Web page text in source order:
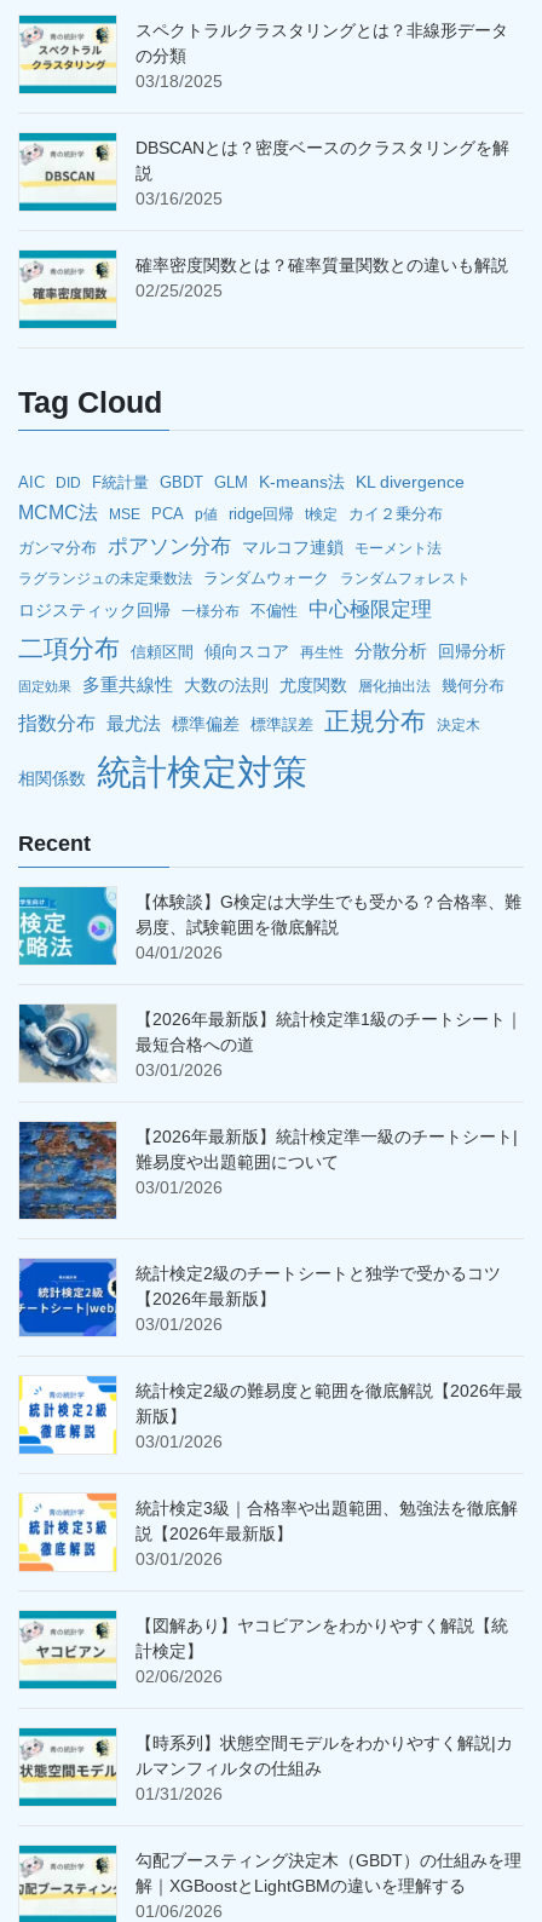
スペクトラルクラスタリングとは？非線形データ
の分類
03/18/2025
DBSCANとは？密度ベースのクラスタリングを解
説
03/16/2025
確率密度関数とは？確率質量関数との違いも解説
02/25/2025
Tag Cloud
AIC DID F統計量 GBDT GLM K-means法 KL divergence
MCMC法 MSE PCA p値 ridge回帰 t検定
カイ２乗分布
ガンマ分布
ポアソン分布 マルコフ連鎖
モーメント法
ラグランジュの未定乗数法
ランダムウォーク ランダムフォレスト
ロジスティック回帰 一様分布 不偏性 中心極限定理
二項分布 信頼区間 傾向スコア 再生性 分散分析 回帰分析
固定効果 多重共線性 大数の法則 尤度関数 層化抽出法 幾何分布
指数分布 最尤法 標準偏差 標準誤差 正規分布 決定木
相関係数 統計検定対策
Recent
【体験談】G検定は大学生でも受かる？合格率、難
易度、試験範囲を徹底解説
04/01/2026
【2026年最新版】統計検定準1級のチートシート｜
最短合格への道
03/01/2026
【2026年最新版】統計検定準一級のチートシート|
難易度や出題範囲について
03/01/2026
統計検定2級のチートシートと独学で受かるコツ
【2026年最新版】
03/01/2026
統計検定2級の難易度と範囲を徹底解説【2026年最
新版】
03/01/2026
統計検定3級｜合格率や出題範囲、勉強法を徹底解
説【2026年最新版】
03/01/2026
【図解あり】ヤコビアンをわかりやすく解説【統
計検定】
02/06/2026
【時系列】状態空間モデルをわかりやすく解説|カ
ルマンフィルタの仕組み
01/31/2026
勾配ブースティング決定木（GBDT）の仕組みを理
解｜XGBoostとLightGBMの違いを理解する
01/06/2026